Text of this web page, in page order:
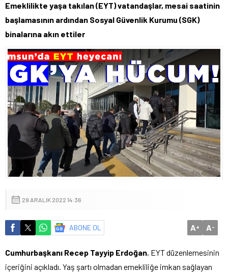
Emeklilikte yaşa takılan (EYT) vatandaşlar, mesai saatinin
başlamasının ardından Sosyal Güvenlik Kurumu (SGK)
binalarına akın ettiler
29 ARALIK 2022 14:36
ABONE OL A+ A-
Cumhurbaşkanı Recep Tayyip Erdoğan, EYT düzenlemesinin
içeriğini açıkladı. Yaş şartı olmadan emekliliğe imkan sağlayan